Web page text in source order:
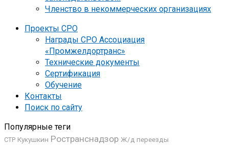
Членство в некоммерческих организациях
Проекты СРО
Награды СРО Ассоциация
«Промжелдортранс»
Технические документы
Сертификация
Обучение
Контакты
Поиск по сайту
Популярные теги
СТР Кукушкин Ространснадзор Ж/д переезды